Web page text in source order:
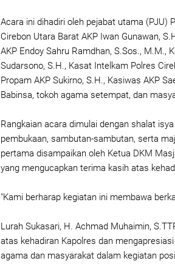
Acara ini dihadiri oleh pejabat utama (PJU)
Cirebon Utara Barat AKP Iwan Gunawan,
AKP Endoy Sahru Ramdhan, S.Sos., M.M.,
Sudarsono, S.H., Kasat Intelkam Polres
Propam AKP Sukirno, S.H., Kasiwas AKP
Babinsa, tokoh agama setempat, dan
Rangkaian acara dimulai dengan shalat
pembukaan, sambutan-sambutan, serta
pertama disampaikan oleh Ketua DKM
yang mengucapkan terima kasih atas
"Kami berharap kegiatan ini membawa
Lurah Sukasari, H. Achmad Muhaimin,
atas kehadiran Kapolres dan
agama dan masyarakat dalam kegiatan